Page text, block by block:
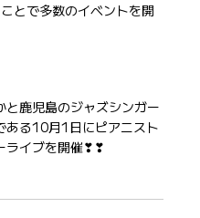
とで多数のイベントを開
鹿児島のジャズシンガー
ある10月1日にピアニスト
ライブを開催❣❣